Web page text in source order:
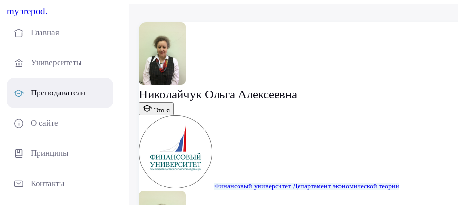
myprepod.
Главная
Университеты
Преподаватели
О сайте
Принципы
Контакты
Николайчук Ольга Алексеевна
Это я
Финансовый университет Департамент экономической теории